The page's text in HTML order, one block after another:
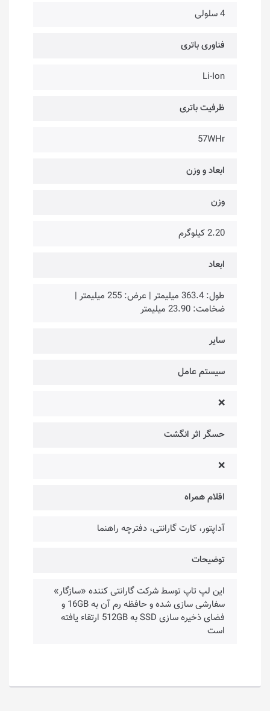
4 سلولی
فناوری باتری
Li-Ion
ظرفیت باتری
57WHr
ابعاد و وزن
وزن
2.20 کیلوگرم
ابعاد
طول: 363.4 میلیمتر | عرض: 255 میلیمتر |
ضخامت: 23.90 میلیمتر
سایر
سیستم عامل
❌
حسگر اثر انگشت
❌
اقلام همراه
آداپتور، کارت گارانتی، دفترچه راهنما
توضیحات
این لپ تاپ توسط شرکت گارانتی کننده «سازگار»
سفارشی سازی شده و حافظه رم آن به 16GB و
فضای ذخیره سازی SSD به 512GB ارتقاء یافته
است